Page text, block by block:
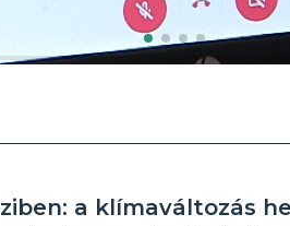
a klímaváltozás